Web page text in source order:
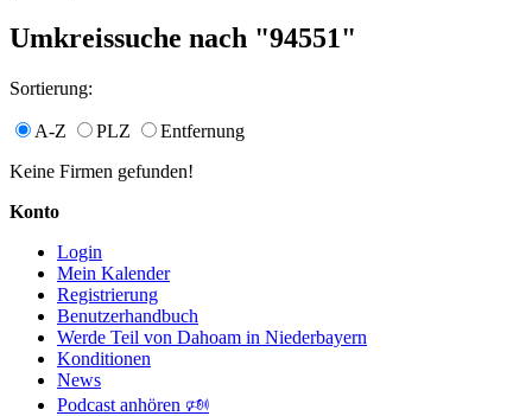
Umkreissuche nach "94551"
Sortierung:
A-Z PLZ
Entfernung
Keine Firmen gefunden!
Konto
Login
Mein Kalender
Registrierung
Benutzerhandbuch
Werde Teil von Dahoam in Niederbayern
Konditionen
News
Podcast anhören 🕬